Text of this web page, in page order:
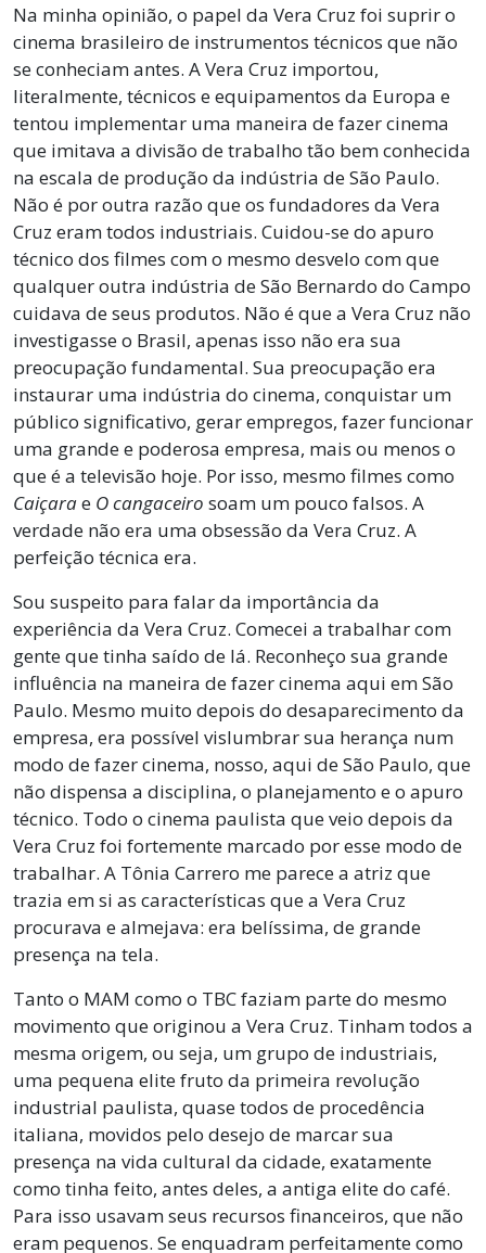
Na minha opinião, o papel da Vera Cruz foi suprir o
cinema brasileiro de instrumentos técnicos que não
se conheciam antes. A Vera Cruz importou,
literalmente, técnicos e equipamentos da Europa e
tentou implementar uma maneira de fazer cinema
que imitava a divisão de trabalho tão bem conhecida
na escala de produção da indústria de São Paulo.
Não é por outra razão que os fundadores da Vera
Cruz eram todos industriais. Cuidou-se do apuro
técnico dos filmes com o mesmo desvelo com que
qualquer outra indústria de São Bernardo do Campo
cuidava de seus produtos. Não é que a Vera Cruz não
investigasse o Brasil, apenas isso não era sua
preocupação fundamental. Sua preocupação era
instaurar uma indústria do cinema, conquistar um
público significativo, gerar empregos, fazer funcionar
uma grande e poderosa empresa, mais ou menos o
que é a televisão hoje. Por isso, mesmo filmes como
Caiçarae O cangaceiro soam um pouco falsos. A
verdade não era uma obsessão da Vera Cruz. A
perfeição técnica era.
Sou suspeito para falar da importância da
experiência da Vera Cruz. Comecei a trabalhar com
gente que tinha saído de lá. Reconheço sua grande
influência na maneira de fazer cinema aqui em São
Paulo. Mesmo muito depois do desaparecimento da
empresa, era possível vislumbrar sua herança num
modo de fazer cinema, nosso, aqui de São Paulo, que
não dispensa a disciplina, o planejamento e o apuro
técnico. Todo o cinema paulista que veio depois da
Vera Cruz foi fortemente marcado por esse modo de
trabalhar. A Tônia Carrero me parece a atriz que
trazia em si as características que a Vera Cruz
procurava e almejava: era belíssima, de grande
presença na tela.
Tanto o MAM como o TBC faziam parte do mesmo
movimento que originou a Vera Cruz. Tinham todos a
mesma origem, ou seja, um grupo de industriais,
uma pequena elite fruto da primeira revolução
industrial paulista, quase todos de procedência
italiana, movidos pelo desejo de marcar sua
presença na vida cultural da cidade, exatamente
como tinha feito, antes deles, a antiga elite do café.
Para isso usavam seus recursos financeiros, que não
eram pequenos. Se enquadram perfeitamente como